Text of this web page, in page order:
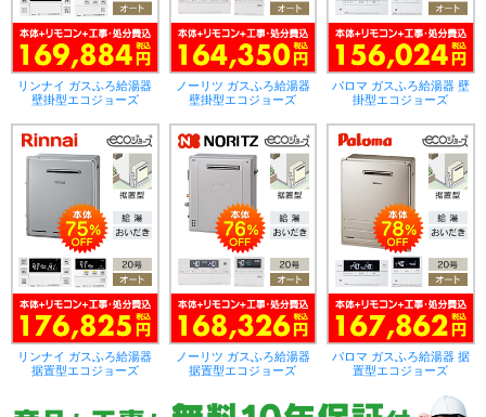
リンナイ ガスふろ給湯器
壁掛型エコジョーズ
ノーリツ ガスふろ給湯器
壁掛型エコジョーズ
パロマ ガスふろ給湯器 壁
掛型エコジョーズ
リンナイ ガスふろ給湯器
据置型エコジョーズ
ノーリツ ガスふろ給湯器
据置型エコジョーズ
パロマ ガスふろ給湯器 据
置型エコジョーズ